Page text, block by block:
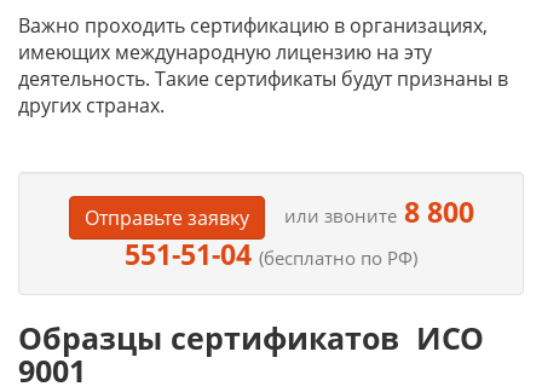
Важно проходить сертификацию в организациях,
имеющих международную лицензию на эту
деятельность. Такие сертификаты будут признаны в
других странах.
Отправьте заявку или звоните8 800
551-51-04 (бесплатно по РФ)
Образцы сертификатов ИСО
9001